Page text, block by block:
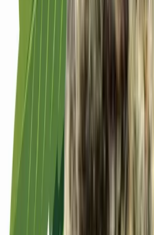
Strains
Standorte